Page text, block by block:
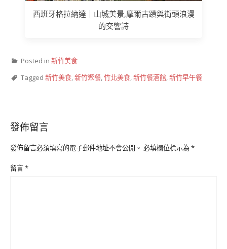
西班牙格拉納達｜山城美景,摩爾古蹟與街頭浪漫
的交響詩
Posted in 新竹美食
Tagged 新竹美食,新竹聚餐,竹北美食,新竹餐酒館,新竹早午餐
發佈留言
發佈留言必須填寫的電子郵件地址不會公開。 必填欄位標示為*
留言*